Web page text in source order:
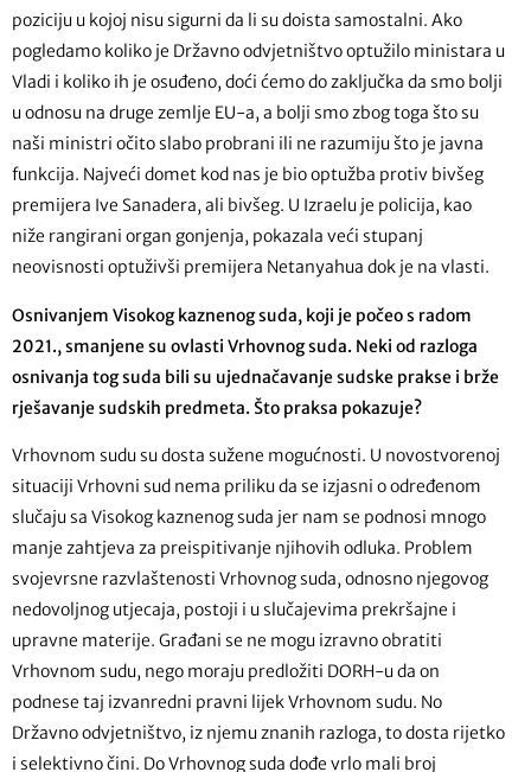
poziciju u kojoj nisu sigurni da li su doista samostalni. Ako
pogledamo koliko je Državno odvjetništvo optužilo ministara u
Vladi i koliko ih je osuđeno, doći ćemo do zaključka da smo bolji
u odnosu na druge zemlje EU-a, a bolji smo zbog toga što su
naši ministri očito slabo probrani ili ne razumiju što je javna
funkcija. Najveći domet kod nas je bio optužba protiv bivšeg
premijera Ive Sanadera, ali bivšeg. U Izraelu je policija, kao
niže rangirani organ gonjenja, pokazala veći stupanj
neovisnosti optuživši premijera Netanyahua dok je na vlasti.
Osnivanjem Visokog kaznenog suda, koji je počeo s radom
2021., smanjene su ovlasti Vrhovnog suda. Neki od razloga
osnivanja tog suda bili su ujednačavanje sudske prakse i brže
rješavanje sudskih predmeta. Što praksa pokazuje?
Vrhovnom sudu su dosta sužene mogućnosti. U novostvorenoj
situaciji Vrhovni sud nema priliku da se izjasni o određenom
slučaju sa Visokog kaznenog suda jer nam se podnosi mnogo
manje zahtjeva za preispitivanje njihovih odluka. Problem
svojevrsne razvlaštenosti Vrhovnog suda, odnosno njegovog
nedovoljnog utjecaja, postoji i u slučajevima prekršajne i
upravne materije. Građani se ne mogu izravno obratiti
Vrhovnom sudu, nego moraju predložiti DORH-u da on
podnese taj izvanredni pravni lijek Vrhovnom sudu. No
Državno odvjetništvo, iz njemu znanih razloga, to dosta rijetko
i selektivno čini. Do Vrhovnog suda dođe vrlo mali broj